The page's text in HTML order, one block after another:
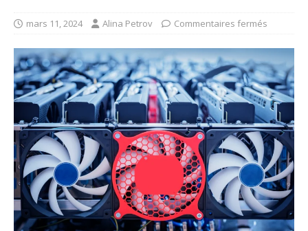
mars 11, 2024 Alina Petrov Commentaires fermés